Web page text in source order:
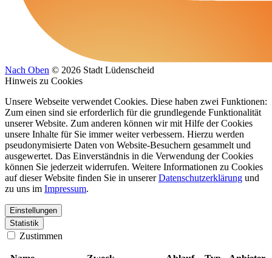
Nach Oben © 2026 Stadt Lüdenscheid
Hinweis zu Cookies
Unsere Webseite verwendet Cookies. Diese haben zwei Funktionen:
Zum einen sind sie erforderlich für die grundlegende Funktionalität
unserer Website. Zum anderen können wir mit Hilfe der Cookies
unsere Inhalte für Sie immer weiter verbessern. Hierzu werden
pseudonymisierte Daten von Website-Besuchern gesammelt und
ausgewertet. Das Einverständnis in die Verwendung der Cookies
können Sie jederzeit widerrufen. Weitere Informationen zu Cookies
auf dieser Website finden Sie in unsererDatenschutzerklärung und
zu uns im Impressum.
Einstellungen
Statistik
Zustimmen